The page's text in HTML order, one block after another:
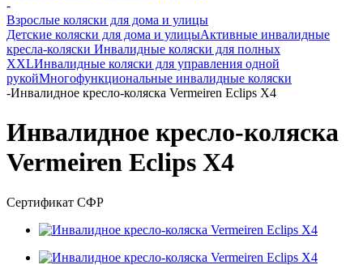
-
Взрослые коляски для дома и улицы
Детские коляски для дома и улицыАктивные инвалидные
кресла-коляски Инвалидные коляски для полных
XXLИнвалидные коляски для управления одной
рукойМногофункциональные инвалидные коляски
-Инвалидное кресло-коляска Vermeiren Eclips X4
Инвалидное кресло-коляска
Vermeiren Eclips X4
Сертификат СФР